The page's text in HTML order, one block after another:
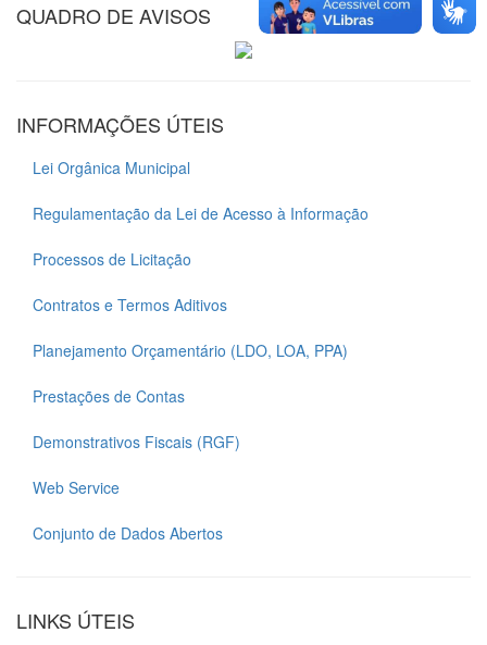
QUADRO DE AVISOS
INFORMAÇÕES ÚTEIS
Lei Orgânica Municipal
Regulamentação da Lei de Acesso à Informação
Processos de Licitação
Contratos e Termos Aditivos
Planejamento Orçamentário (LDO, LOA, PPA)
Prestações de Contas
Demonstrativos Fiscais (RGF)
Web Service
Conjunto de Dados Abertos
LINKS ÚTEIS